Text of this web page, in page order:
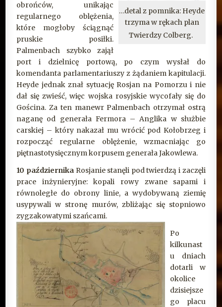
…detal z pomnika: Heyde
trzyma w rękach plan
Twierdzy Colberg.
obrońców, unikając
regularnego oblężenia,
które mogłoby ściągnąć
pruskie posiłki.
Palmenbach szybko zajął
port i dzielnicę portową, po czym wysłał do
komendanta parlamentariuszy z żądaniem kapitulacji.
Heyde jednak znał sytuację Rosjan na Pomorzu i nie
dał się zwieść, więc wojska rosyjskie wycofały się do
Gościna. Za ten manewr Palmenbach otrzymał ostrą
naganę od generała Fermora – Anglika w służbie
carskiej – który nakazał mu wrócić pod Kołobrzeg i
rozpocząć regularne oblężenie, wzmacniając go
piętnastotysięcznym korpusem generała Jakowlewa.
10 październikaRosjanie stanęli pod twierdzą i zaczęli
prace inżynieryjne: kopali rowy zwane sapami i
równoległe do obrony linie, a wydobywaną ziemię
usypywali w stronę murów, zbliżając się stopniowo
zygzakowatymi szańcami.
Po
kilkunast
u dniach
dotarli w
okolice
dzisiejsze
go placu